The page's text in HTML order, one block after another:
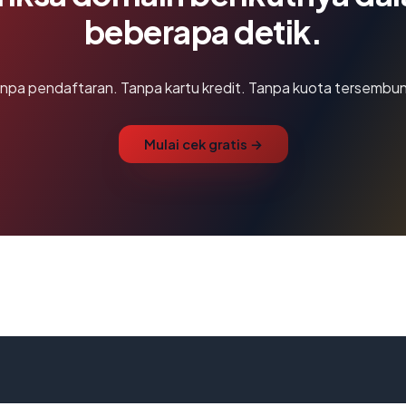
beberapa detik.
pendaftaran. Tanpa kartu kredit. Tanpa kuota
Mulai cek gratis →